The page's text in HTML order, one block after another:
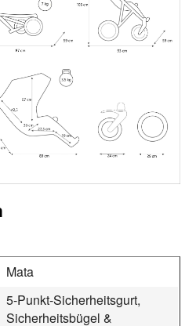
Mata
5-Punkt-Sicherheitsgurt,
Sicherheitsbügel &